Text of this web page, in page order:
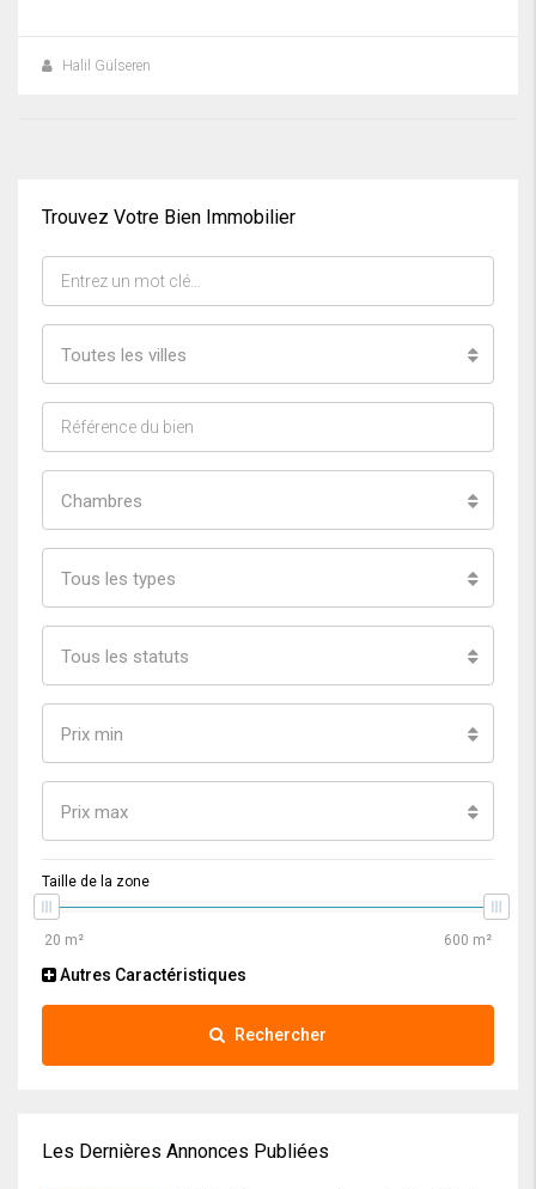
Halil Gülseren
Trouvez Votre Bien Immobilier
Toutes les villes
Chambres
Tous les types
Tous les statuts
Prix min
Prix max
Taille de la zone
Autres Caractéristiques
Rechercher
Les Dernières Annonces Publiées